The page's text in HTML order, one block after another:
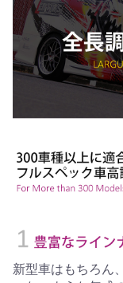
新型車はもちろん